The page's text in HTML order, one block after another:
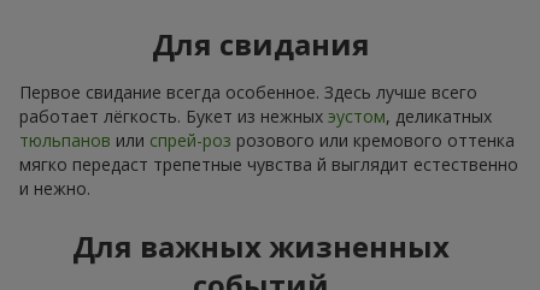
Для свидания
Первое свидание всегда особенное. Здесь лучше всего
работает лёгкость. Букет из нежных эустом, деликатных
тюльпанов или спрей-роз розового или кремового оттенка
мягко передаст трепетные чувства й выглядит естественно
и нежно.
Для важных жизненных